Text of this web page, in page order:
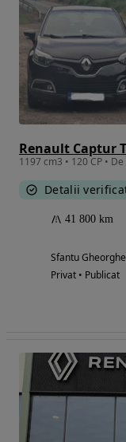
Renault Captur
Detalii
41 800 km
Sfantu
Privat • Publicat